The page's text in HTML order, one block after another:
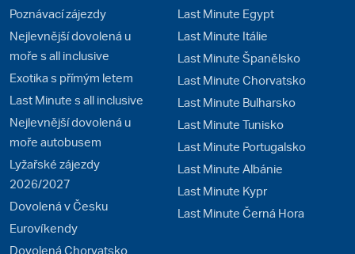
Poznávací zájezdy
Nejlevnější dovolená u
moře s all inclusive
Exotika s přímým letem
Last Minute s all inclusive
Nejlevnější dovolená u
moře autobusem
Lyžařské zájezdy
2026/2027
Dovolená v Česku
Eurovíkendy
Dovolená Chorvatsko
Last Minute Egypt
Last Minute Itálie
Last Minute Španělsko
Last Minute Chorvatsko
Last Minute Bulharsko
Last Minute Tunisko
Last Minute Portugalsko
Last Minute Albánie
Last Minute Kypr
Last Minute Černá Hora